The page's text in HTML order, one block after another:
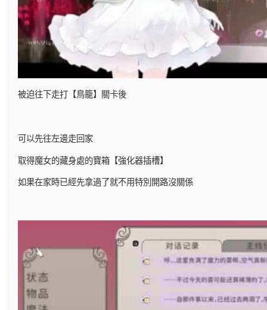
被迫往下走打【鳥籠】關卡後
可以先往左邊走回家
取得魔女的藏身處的寶箱【強化器插槽】
如果在家時已經先拿過了就不用特別開路沒關係